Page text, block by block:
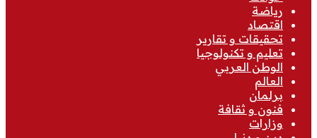
رياضة
اقتصاد
تحقيقات و تقارير
تعليم و تكنولوجيا
الوطن العربي
العالم
برلمان
فنون و ثقافة
وزارات